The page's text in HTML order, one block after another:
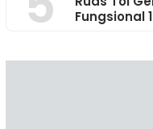
Fungsional